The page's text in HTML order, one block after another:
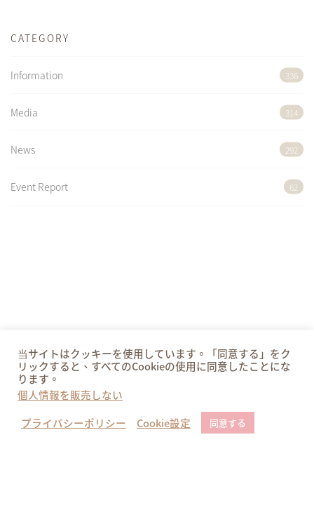
CATEGORY
Information 336
Media 314
News 292
Event Report 62
当サイトはクッキーを使用しています。「同意する」をク
リックすると、すべてのCookieの使用に同意したことにな
ります。
個人情報を販売しない
プライバシーポリシー
Cookie設定 同意する